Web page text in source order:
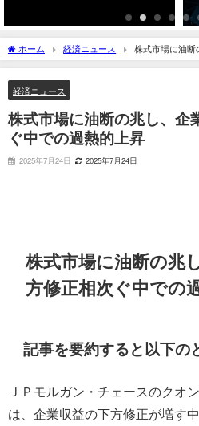
ホーム 経済ニュース
株式市場に油
での過熱的上昇
経済ニュース
株式市場に油断の兆し、企
ぐ中での過熱的上昇
2025年7月24日 2025年7月24日
株式市場に油断の兆
方修正相次ぐ中での
記事を要約すると以下の
ＪＰモルガン・チェースのクオ
は、企業収益の下方修正が増す